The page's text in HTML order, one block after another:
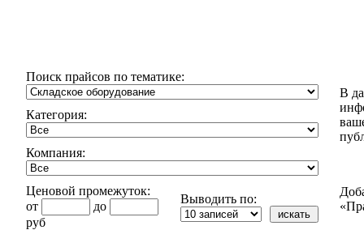
Поиск прайсов по тематике:
Категория:
Компания:
Ценовой промежуток:
от
до
руб
Выводить по:
В